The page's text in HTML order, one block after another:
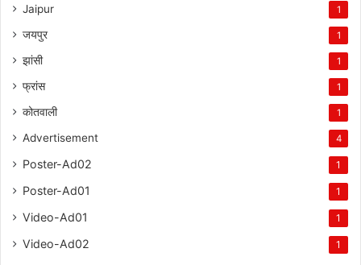
Jaipur 1
जयपुर 1
झांसी 1
फ्रांस 1
कोतवाली 1
Advertisement 4
Poster-Ad02 1
Poster-Ad01 1
Video-Ad01 1
Video-Ad02 1